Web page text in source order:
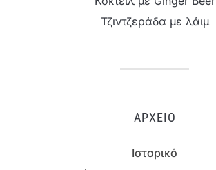
Τζιντζεράδα με λάιμ
ΑΡΧΕΊΟ
Ιστορικό